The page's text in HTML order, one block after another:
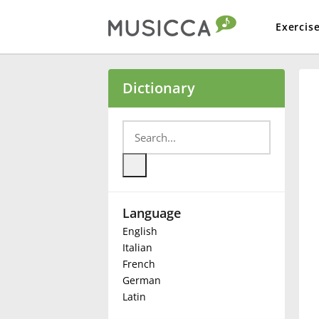
Български
Deutsch
Dictionary
Language
English
Italian
French
German
Latin